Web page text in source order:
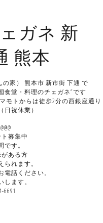
ガネ 新
熊本
家） 熊本市 新市街 下通 で
食堂・料理のチェガネ”です
モトからは徒歩2分の西銀座通り
日祝休業）
募集中
です。
ある方
られます。
話ください。
します。
6691